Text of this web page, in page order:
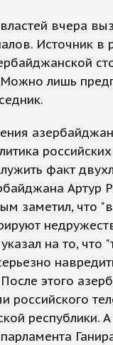
вчера
Источник в
лишь
факт
Артур
заметил, что
на то, что
этого
российского
республики. А